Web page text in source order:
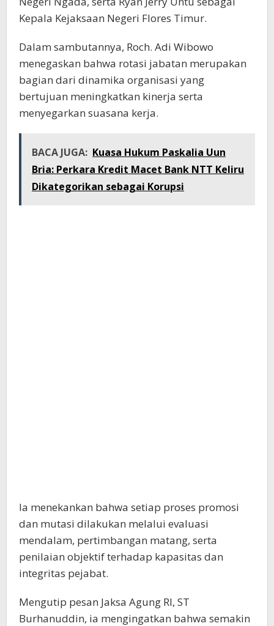
Kepala Kejaksaan Negeri Flores Timur.
Dalam sambutannya, Roch. Adi Wibowo
menegaskan bahwa rotasi jabatan merupakan
bagian dari dinamika organisasi yang
bertujuan meningkatkan kinerja serta
menyegarkan suasana kerja.
BACA JUGA: Kuasa Hukum Paskalia Uun
Bria: Perkara Kredit Macet Bank NTT Keliru
Dikategorikan sebagai Korupsi
Ia menekankan bahwa setiap proses promosi
dan mutasi dilakukan melalui evaluasi
mendalam, pertimbangan matang, serta
penilaian objektif terhadap kapasitas dan
integritas pejabat.
Mengutip pesan Jaksa Agung RI, ST
Burhanuddin, ia mengingatkan bahwa semakin